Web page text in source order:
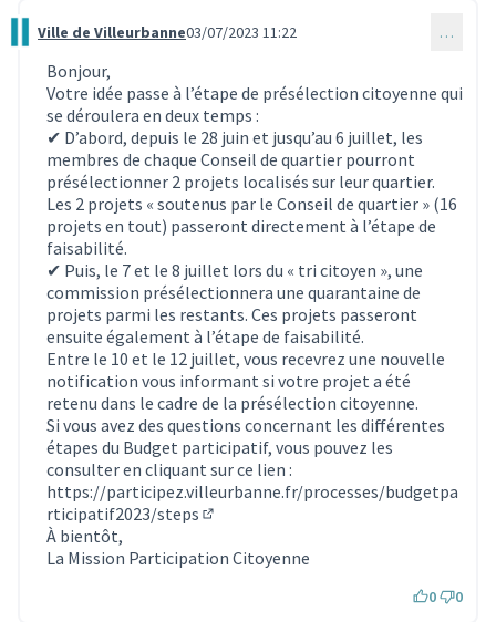
Commentaire 2794
Ville de Villeurbanne03/07/2023 11:22 …
Bonjour,
Votre idée passe à l’étape de présélection citoyenne qui
se déroulera en deux temps :
✔ D’abord, depuis le 28 juin et jusqu’au 6 juillet, les
membres de chaque Conseil de quartier pourront
présélectionner 2 projets localisés sur leur quartier.
Les 2 projets « soutenus par le Conseil de quartier » (16
projets en tout) passeront directement à l’étape de
faisabilité.
✔ Puis, le 7 et le 8 juillet lors du « tri citoyen », une
commission présélectionnera une quarantaine de
projets parmi les restants. Ces projets passeront
ensuite également à l’étape de faisabilité.
Entre le 10 et le 12 juillet, vous recevrez une nouvelle
notification vous informant si votre projet a été
retenu dans le cadre de la présélection citoyenne.
Si vous avez des questions concernant les différentes
étapes du Budget participatif, vous pouvez les
consulter en cliquant sur ce lien :
https://participez.villeurbanne.fr/processes/budgetpa
rticipatif2023/steps
À bientôt,
La Mission Participation Citoyenne
0 0